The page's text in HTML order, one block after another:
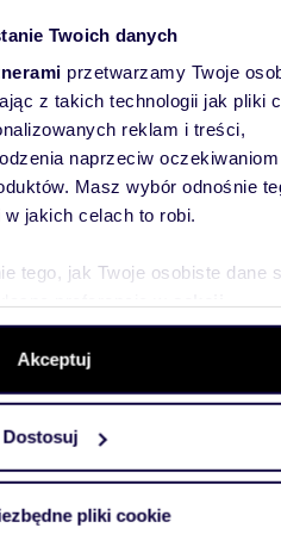
Twoich danych
przetwarzamy Twoje
z takich technologii jak pliki
reklam i treści,
naprzeciw oczekiwaniom
Masz wybór odnośnie
jakich celach to robi.
tego, jak Twoje osobiste dane
cookie możesz zmienić
chwili.
i analizować ruch w
korzystasz z naszej witryny,
połączyć te informacje z
Akceptuj
Dostosuj
pliki cookie
HOUSE